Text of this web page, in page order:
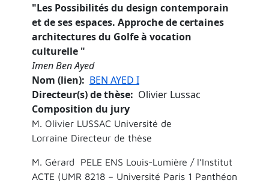
"Les Possibilités du design contemporain
et de ses espaces. Approche de certaines
architectures du Golfe à vocation
culturelle"
Imen Ben Ayed
Nom (lien)
BEN AYED I
Directeur(s) de thèse
Olivier Lussac
Composition du jury
M. Olivier LUSSAC Université de
Lorraine Directeur de thèse
M. Gérard PELE ENS Louis-Lumière / l’Institut
ACTE (UMR 8218 – Université Paris 1 Panthéon